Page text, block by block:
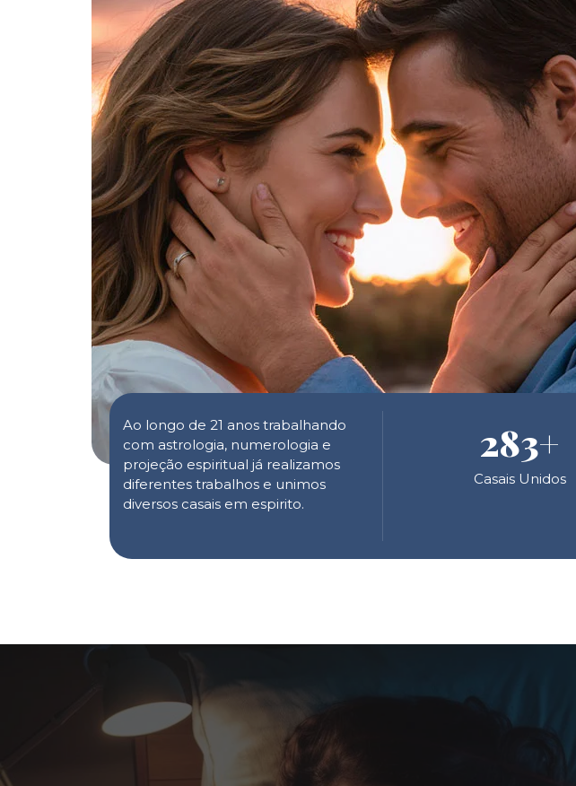
Ao longo de 21 anos trabalhando
com astrologia, numerologia e
projeção espiritual já realizamos
diferentes trabalhos e unimos
diversos casais em espirito.
283+
Casais Unidos